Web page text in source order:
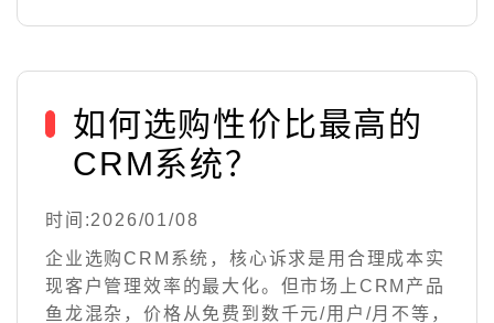
如何选购性价比最高的
CRM系统？
时间:2026/01/08
企业选购CRM系统，核心诉求是用合理成本实
现客户管理效率的最大化。但市场上CRM产品
鱼龙混杂，价格从免费到数千元/用户/月不等，